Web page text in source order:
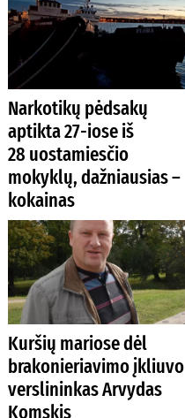
Narkotikų pėdsakų
aptikta 27-iose iš
28 uostamiesčio
mokyklų, dažniausias –
kokainas
Kuršių mariose dėl
brakonieriavimo įkliuvo
verslininkas Arvydas
Komskis